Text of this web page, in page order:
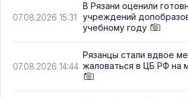
07.08.2026 15:31
В Рязани оценили
учреждений
учебному году
07.08.2026 14:44
Рязанцы стали вдвое
жаловаться в ЦБ РФ на